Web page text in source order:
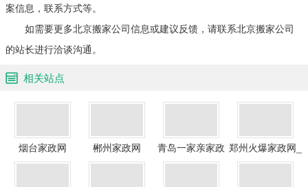
案信息，联系方式等。
如需要更多北京搬家公司信息或建议反馈，请联系北京搬家公司
的站长进行洽谈沟通。
相关站点
烟台家政网 郴州家政网
青岛一家亲家政
保洁服务公司
郑州火爆家政网_
郑州保姆_郑州月